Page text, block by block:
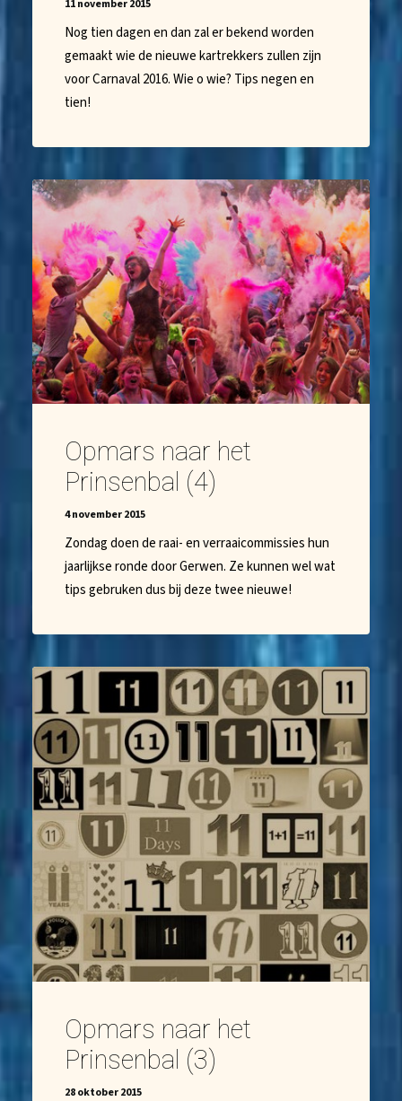
11 november 2015
Nog tien dagen en dan zal er bekend worden
gemaakt wie de nieuwe kartrekkers zullen zijn
voor Carnaval 2016. Wie o wie? Tips negen en
tien!
Opmars naar het
Prinsenbal (4)
4 november 2015
Zondag doen de raai- en verraaicommissies hun
jaarlijkse ronde door Gerwen. Ze kunnen wel wat
tips gebruken dus bij deze twee nieuwe!
Opmars naar het
Prinsenbal (3)
28 oktober 2015